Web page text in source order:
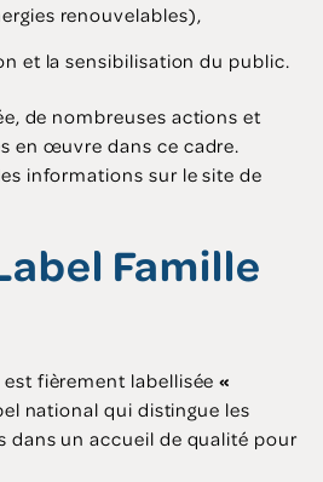
renouvelables),
et la sensibilisation du public.
de nombreuses actions et
en œuvre dans ce cadre.
informations sur le site de
Famille
est fièrement labellisée«
national qui distingue les
dans un accueil de qualité pour